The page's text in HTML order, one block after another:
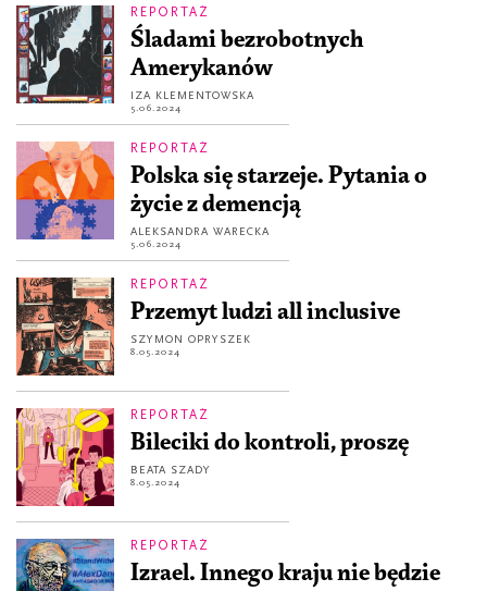
REPORTAŻ
Śladami bezrobotnych
Amerykanów
IZA KLEMENTOWSKA
5.06.2024
REPORTAŻ
Polska się starzeje. Pytania o
życie z demencją
ALEKSANDRA WARECKA
5.06.2024
REPORTAŻ
Przemyt ludzi all inclusive
SZYMON OPRYSZEK
8.05.2024
REPORTAŻ
Bileciki do kontroli, proszę
BEATA SZADY
8.05.2024
REPORTAŻ
Izrael. Innego kraju nie będzie